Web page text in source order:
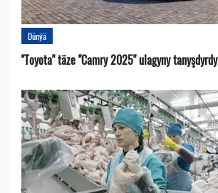
Dünýä
''Toyota" täze "Camry 2025" ulagyny tanyşdyrdy